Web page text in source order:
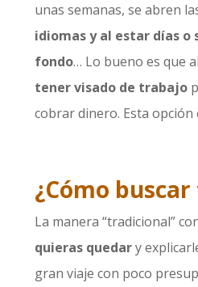
unas semanas, se abren
idiomas y al estar días o
fondo… Lo bueno es que
tener visado de trabajo
cobrar dinero. Esta
¿Cómo
La manera “tradicional”
quieras quedary
gran viaje con poco